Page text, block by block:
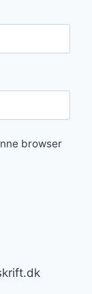
browser